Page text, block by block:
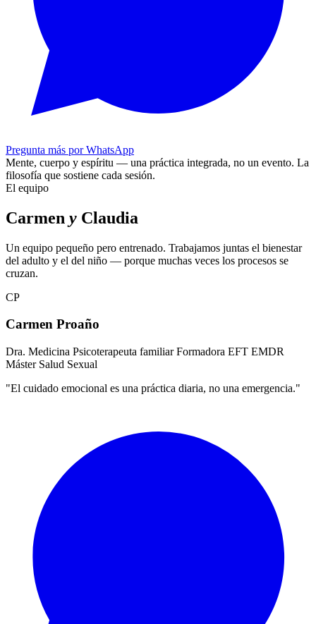
Pregunta más por WhatsApp
Mente, cuerpo y espíritu — una práctica integrada, no un evento. La
filosofía que sostiene cada sesión.
El equipo
Carmen y Claudia
Un equipo pequeño pero entrenado. Trabajamos juntas el bienestar
del adulto y el del niño — porque muchas veces los procesos se
cruzan.
CP
Carmen Proaño
Dra. Medicina Psicoterapeuta familiar Formadora EFT EMDR
Máster Salud Sexual
"El cuidado emocional es una práctica diaria, no una emergencia."